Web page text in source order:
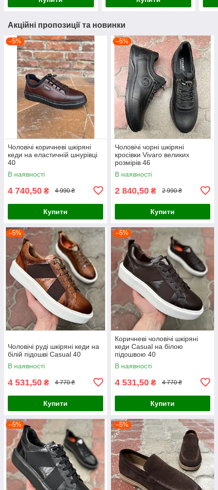
Акційні пропозиції та новинки
–5%
Чоловічі коричневі шкіряні
кеди на еластичній шнурівці
40
В наявності
4 740,50 ₴ 4 990 ₴
Купити
–5%
Чоловічі чорні шкіряні
кросівки Vivaro великих
розмірів 46
В наявності
2 840,50 ₴ 2 990 ₴
Купити
–5%
Чоловічі руді шкіряні кеди на
білій підошві Casual 40
В наявності
4 531,50 ₴ 4 770 ₴
Купити
–5%
Коричневі чоловічі шкіряні
кеди Casual на білою
підошвою 40
В наявності
4 531,50 ₴ 4 770 ₴
Купити
–5% –5%